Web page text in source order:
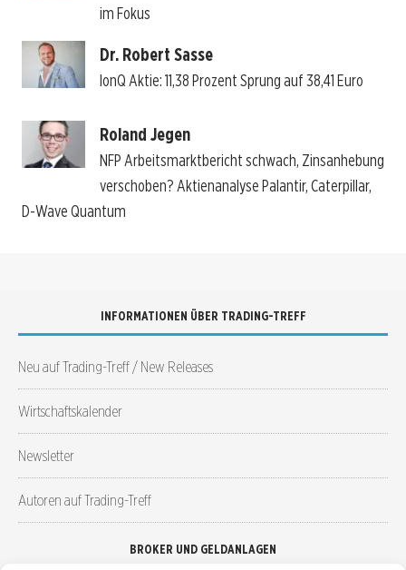
im Fokus
Dr. Robert Sasse
IonQ Aktie: 11,38 Prozent Sprung auf 38,41 Euro
Roland Jegen
NFP Arbeitsmarktbericht schwach, Zinsanhebung
verschoben? Aktienanalyse Palantir, Caterpillar,
D-Wave Quantum
INFORMATIONEN ÜBER TRADING-TREFF
Neu auf Trading-Treff / New Releases
Wirtschaftskalender
Newsletter
Autoren auf Trading-Treff
BROKER UND GELDANLAGEN